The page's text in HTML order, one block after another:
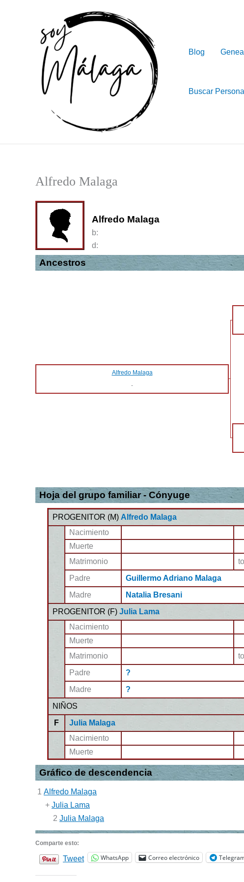
Blog
Buscar
Alfredo Malaga
Alfredo Malaga
b:
d:
Ancestros
Alfredo Malaga
-
Hoja del grupo familiar - Cónyuge
PROGENITOR (M) Alfredo Malaga
Nacimiento
Muerte
Matrimonio
to
Padre
Guillermo Adriano Malaga
Madre
Natalia Bresani
PROGENITOR (F) Julia Lama
Nacimiento
Muerte
Matrimonio
to
Padre
?
Madre
?
NIÑOS
F
Julia Malaga
Nacimiento
Muerte
Gráfico de descendencia
1 Alfredo Malaga
+ Julia Lama
2 Julia Malaga
Comparte esto:
Tweet WhatsApp Correo electrónico